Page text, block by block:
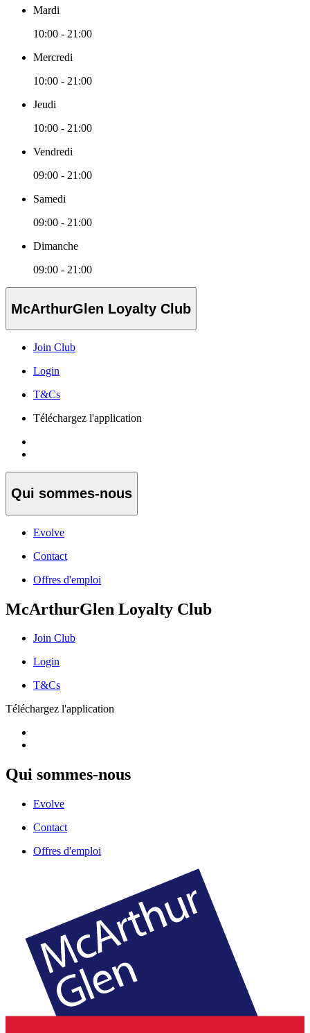
Mardi
10:00 - 21:00
Mercredi
10:00 - 21:00
Jeudi
10:00 - 21:00
Vendredi
09:00 - 21:00
Samedi
09:00 - 21:00
Dimanche
09:00 - 21:00
McArthurGlen Loyalty Club
Join Club
Login
T&Cs
Téléchargez l'application
Qui sommes-nous
Evolve
Contact
Offres d'emploi
McArthurGlen Loyalty Club
Join Club
Login
T&Cs
Téléchargez l'application
Qui sommes-nous
Evolve
Contact
Offres d'emploi